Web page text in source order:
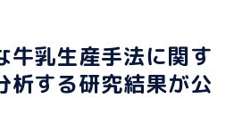
乳生産手法に関す
析する研究結果が公